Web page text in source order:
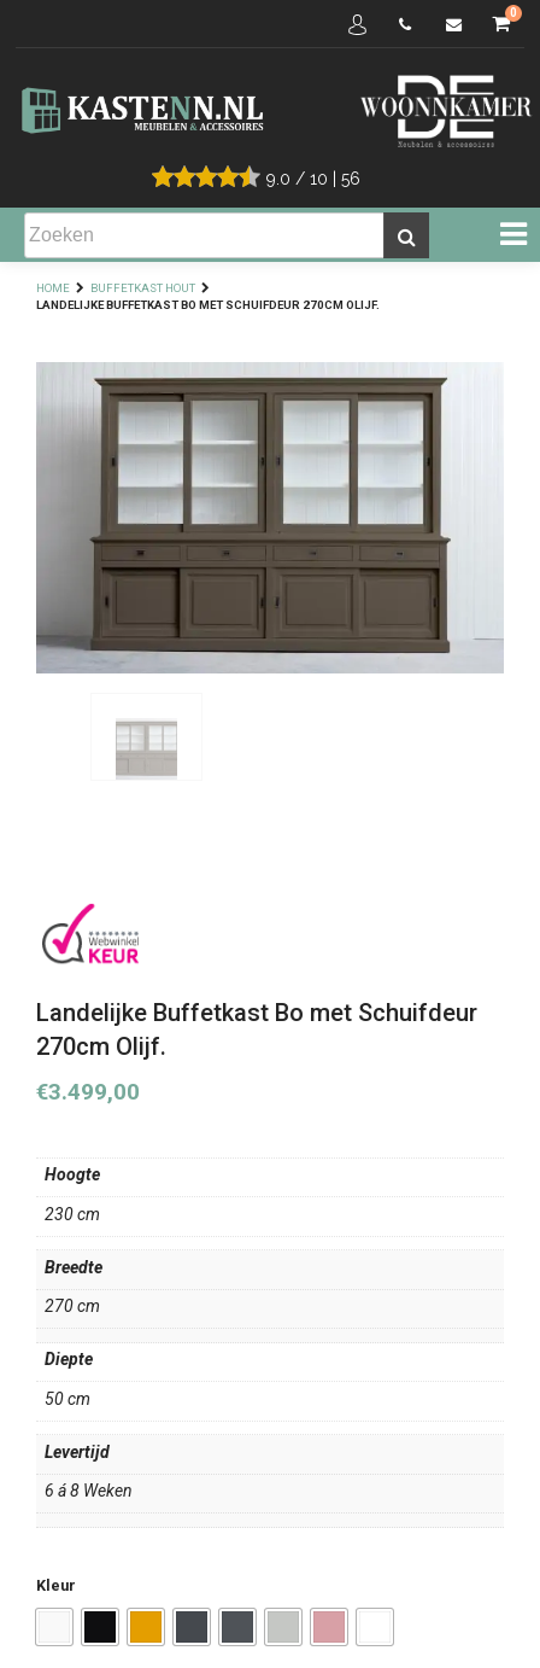
9.0 / 10 56
0
HOME
BUFFETKAST HOUT
LANDELIJKE BUFFETKAST BO MET SCHUIFDEUR 270CM OLIJF.
Landelijke Buffetkast Bo met Schuifdeur
270cm Olijf.
€3.499,00
Hoogte
230 cm
Breedte
270 cm
Diepte
50 cm
Levertijd
6 á 8 Weken
Kleur